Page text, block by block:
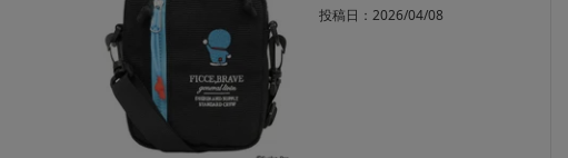
投稿日 2026/04/08